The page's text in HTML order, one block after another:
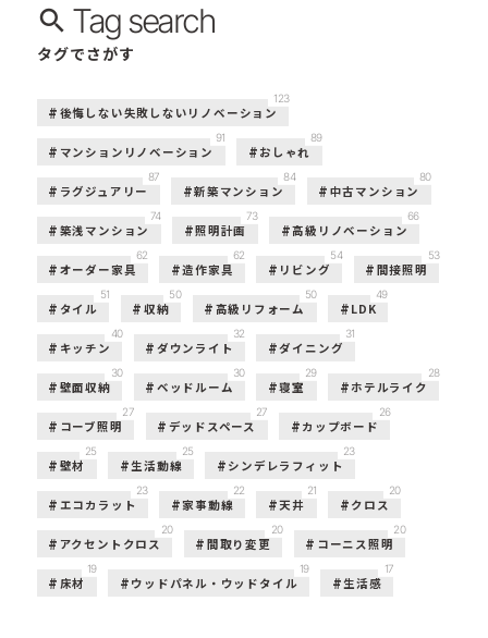
Tag search
タグでさがす
後悔しない失敗しないリノベーション
123
マンションリノベーション
91
おしゃれ
89
ラグジュアリー
87
新築マンション
84
中古マンション
80
築浅マンション
74
照明計画
73
高級リノベーション
66
オーダー家具
62
造作家具
62
リビング
54
間接照明
53
タイル
51
収納
50
高級リフォーム
50
LDK
49
キッチン
40
ダウンライト
32
ダイニング
31
壁面収納
30
ベッドルーム
30
寝室
29
ホテルライク
28
コーブ照明
27
デッドスペース
27
カップボード
26
壁材
25
生活動線
25
シンデレラフィット
23
エコカラット
23
家事動線
22
天井
21
クロス
20
アクセントクロス
20
間取り変更
20
コーニス照明
20
床材
19
ウッドパネル・ウッドタイル
19
生活感
17